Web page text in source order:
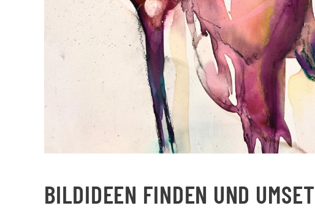
BILDIDEEN FINDEN UND